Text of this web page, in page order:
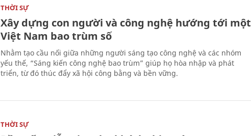
THỜI SỰ
Xây dựng con người và công nghệ hướng tới một
Việt Nam bao trùm số
Nhằm tạo cầu nối giữa những người sáng tạo công nghệ và các nhóm
yếu thế, “Sáng kiến công nghệ bao trùm” giúp họ hòa nhập và phát
triển, từ đó thúc đẩy xã hội công bằng và bền vững.
THỜI SỰ